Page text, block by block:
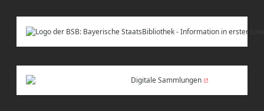
Digitale Sammlungen